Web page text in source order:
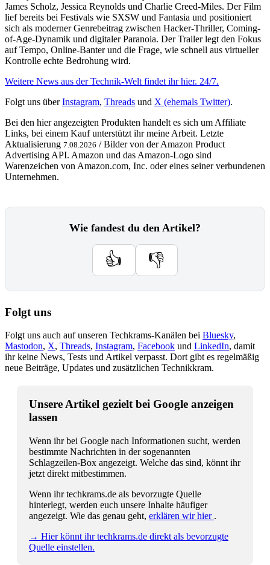
James Scholz, Jessica Reynolds und Charlie Creed-Miles. Der Film
lief bereits bei Festivals wie SXSW und Fantasia und positioniert
sich als moderner Genrebeitrag zwischen Hacker-Thriller, Coming-
of-Age-Dynamik und digitaler Paranoia. Der Trailer legt den Fokus
auf Tempo, Online-Banter und die Frage, wie schnell aus virtueller
Kontrolle echte Bedrohung wird.
Weitere News aus der Technik-Welt findet ihr hier. 24/7.
Folgt uns überInstagram, Threads und X (ehemals Twitter).
Bei den hier angezeigten Produkten handelt es sich um Affiliate
Links, bei einem Kauf unterstützt ihr meine Arbeit. Letzte
Aktualisierung 7.08.2026 / Bilder von der Amazon Product
Advertising API. Amazon und das Amazon-Logo sind
Warenzeichen von Amazon.com, Inc. oder eines seiner verbundenen
Unternehmen.
Wie fandest du den Artikel?
👍 👎
Folgt uns
Folgt uns auch auf unseren Techkrams-Kanälen bei Bluesky,
Mastodon, X, Threads, Instagram, Facebook und LinkedIn, damit
ihr keine News, Tests und Artikel verpasst. Dort gibt es regelmäßig
neue Beiträge, Updates und zusätzlichen Technikkram.
Unsere Artikel gezielt bei Google anzeigen
lassen
Wenn ihr bei Google nach Informationen sucht, werden
bestimmte Nachrichten in der sogenannten
Schlagzeilen-Box angezeigt. Welche das sind, könnt ihr
jetzt direkt mitbestimmen.
Wenn ihr techkrams.de als bevorzugte Quelle
hinterlegt, werden euch unsere Inhalte häufiger
angezeigt. Wie das genau geht, erklären wir hier .
→ Hier könnt ihr techkrams.de direkt als bevorzugte
Quelle einstellen.